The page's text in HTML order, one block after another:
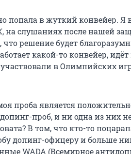
попала в жуткий конвейер. Я
на слушаниях после нашей
что решение будет
какой-то конвейер,
участвовали в Олимпийских
проба является
проб, и ни одна из них
В том, что кто-то
допинг-офицеру и больше
WADA (Всемирное